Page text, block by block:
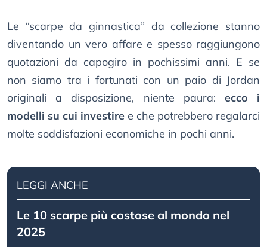
Le “scarpe da ginnastica” da collezione stanno
diventando un vero affare e spesso raggiungono
quotazioni da capogiro in pochissimi anni. E se
non siamo tra i fortunati con un paio di Jordan
originali a disposizione, niente paura: ecco i
modelli su cui investire e che potrebbero regalarci
molte soddisfazioni economiche in pochi anni.
LEGGI ANCHE
Le 10 scarpe più costose al mondo nel
2025